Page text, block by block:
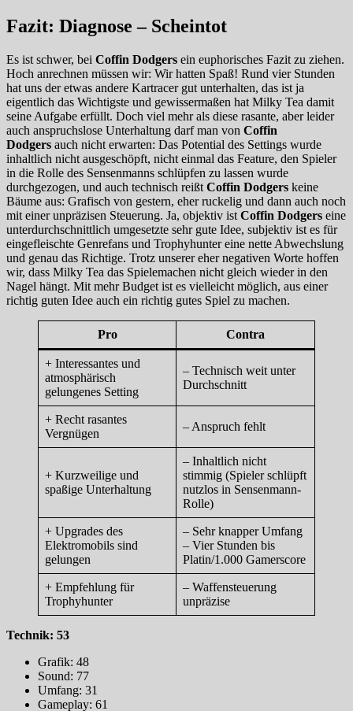
Fazit: Diagnose – Scheintot
Es ist schwer, bei Coffin Dodgers ein euphorisches Fazit zu ziehen.
Hoch anrechnen müssen wir: Wir hatten Spaß! Rund vier Stunden
hat uns der etwas andere Kartracer gut unterhalten, das ist ja
eigentlich das Wichtigste und gewissermaßen hat Milky Tea damit
seine Aufgabe erfüllt. Doch viel mehr als diese rasante, aber leider
auch anspruchslose Unterhaltung darf man von Coffin
Dodgers auch nicht erwarten: Das Potential des Settings wurde
inhaltlich nicht ausgeschöpft, nicht einmal das Feature, den Spieler
in die Rolle des Sensenmanns schlüpfen zu lassen wurde
durchgezogen, und auch technisch reißt Coffin Dodgers keine
Bäume aus: Grafisch von gestern, eher ruckelig und dann auch noch
mit einer unpräzisen Steuerung. Ja, objektiv ist Coffin Dodgers eine
unterdurchschnittlich umgesetzte sehr gute Idee, subjektiv ist es für
eingefleischte Genrefans und Trophyhunter eine nette Abwechslung
und genau das Richtige. Trotz unserer eher negativen Worte hoffen
wir, dass Milky Tea das Spielemachen nicht gleich wieder in den
Nagel hängt. Mit mehr Budget ist es vielleicht möglich, aus einer
richtig guten Idee auch ein richtig gutes Spiel zu machen.
Pro Contra
+ Interessantes und
atmosphärisch
gelungenes Setting
– Technisch weit unter
Durchschnitt
+ Recht rasantes
Vergnügen
– Anspruch fehlt
+ Kurzweilige und
spaßige Unterhaltung
– Inhaltlich nicht
stimmig (Spieler schlüpft
nutzlos in Sensenmann-
Rolle)
+ Upgrades des
Elektromobils sind
gelungen
– Sehr knapper Umfang
– Vier Stunden bis
Platin/1.000 Gamerscore
+ Empfehlung für
Trophyhunter
– Waffensteuerung
unpräzise
Technik: 53
Grafik: 48
Sound: 77
Umfang: 31
Gameplay: 61